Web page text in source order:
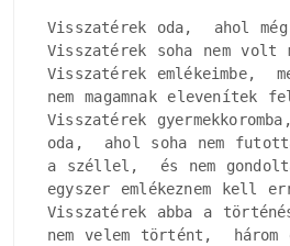
Visszatérek oda,  ahol még
Visszatérek soha nem volt
Visszatérek emlékeimbe,
nem magamnak elevenítek
Visszatérek
oda,  ahol soha nem
a széllel,  és nem
egyszer emlékeznem kell
Visszatérek abba a
nem velem történt,  három